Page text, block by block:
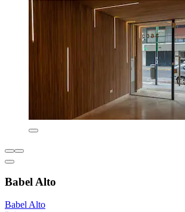
Babel Alto
Babel Alto